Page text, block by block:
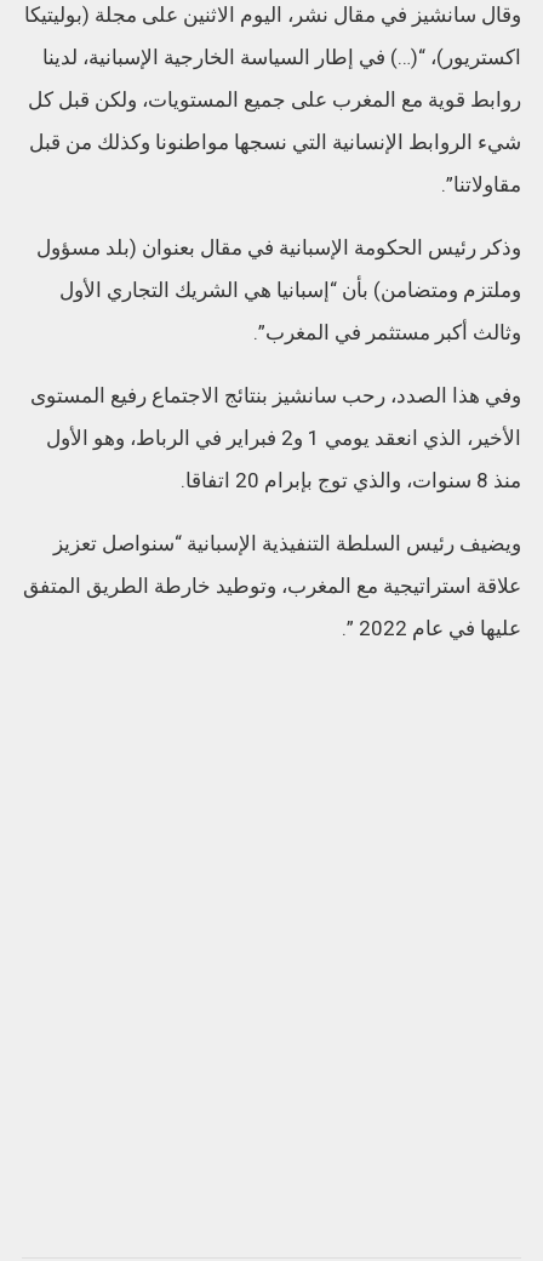
وقال سانشيز في مقال نشر، اليوم الاثنين على مجلة (بوليتيكا
اكستريور)، “(…) في إطار السياسة الخارجية الإسبانية، لدينا
روابط قوية مع المغرب على جميع المستويات، ولكن قبل كل
شيء الروابط الإنسانية التي نسجها مواطنونا وكذلك من قبل
مقاولاتنا”.
وذكر رئيس الحكومة الإسبانية في مقال بعنوان (بلد مسؤول
وملتزم ومتضامن) بأن “إسبانيا هي الشريك التجاري الأول
وثالث أكبر مستثمر في المغرب”.
وفي هذا الصدد، رحب سانشيز بنتائج الاجتماع رفيع المستوى
الأخير، الذي انعقد يومي 1 و2 فبراير في الرباط، وهو الأول
منذ 8 سنوات، والذي توج بإبرام 20 اتفاقا.
ويضيف رئيس السلطة التنفيذية الإسبانية “سنواصل تعزيز
علاقة استراتيجية مع المغرب، وتوطيد خارطة الطريق المتفق
عليها في عام 2022 ”.